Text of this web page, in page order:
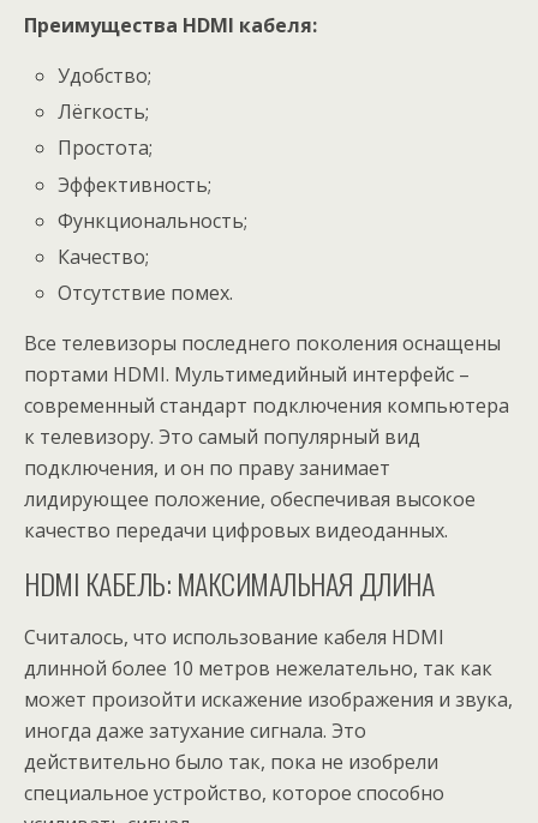
Преимущества HDMI кабеля:
Удобство;
Лёгкость;
Простота;
Эффективность;
Функциональность;
Качество;
Отсутствие помех.
Все телевизоры последнего поколения оснащены
портами HDMI. Мультимедийный интерфейс –
современный стандарт подключения компьютера
к телевизору. Это самый популярный вид
подключения, и он по праву занимает
лидирующее положение, обеспечивая высокое
качество передачи цифровых видеоданных.
HDMI КАБЕЛЬ: МАКСИМАЛЬНАЯ ДЛИНА
Считалось, что использование кабеля HDMI
длинной более 10 метров нежелательно, так как
может произойти искажение изображения и звука,
иногда даже затухание сигнала. Это
действительно было так, пока не изобрели
специальное устройство, которое способно